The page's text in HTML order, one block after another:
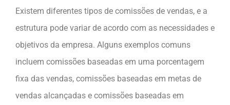
Existem diferentes tipos de comissões de vendas, e a
estrutura pode variar de acordo com as necessidades e
objetivos da empresa. Alguns exemplos comuns
incluem comissões baseadas em uma porcentagem
fixa das vendas, comissões baseadas em metas de
vendas alcançadas e comissões baseadas em